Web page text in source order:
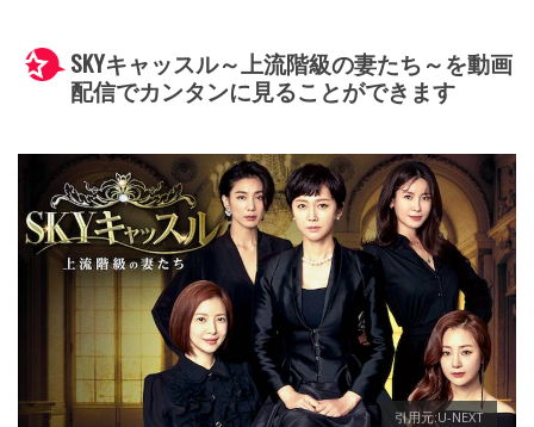
SKYキャッスル～上流階級の妻たち～を動画
配信でカンタンに見ることができます
引用元:U-NEXT